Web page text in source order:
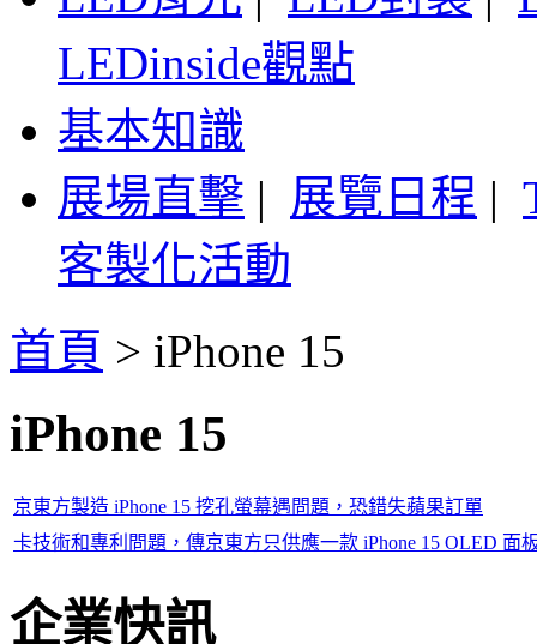
LEDinside觀點
基本知識
展場直擊 | 展覽日程 |
客製化活動
首頁 > iPhone 15
iPhone 15
京東方製造 iPhone 15 挖孔螢幕遇問題，恐錯失蘋果訂單
卡技術和專利問題，傳京東方只供應一款 iPhone 15 OLED 面
企業快訊